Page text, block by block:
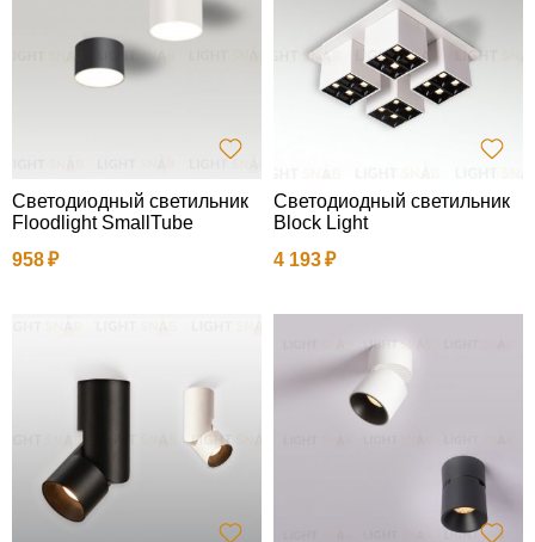
Светодиодный светильник
Floodlight SmallTube
958
Светодиодный светильник
Block Light
4 193